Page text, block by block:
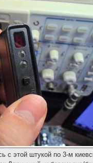
с этой штукой по 3-м